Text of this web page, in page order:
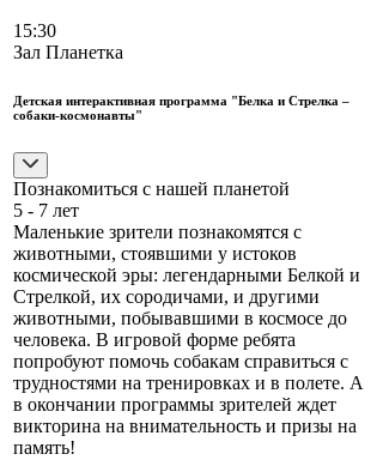
15:30
Зал Планетка
Детская интерактивная программа "Белка и Стрелка –
собаки-космонавты"
Познакомиться с нашей планетой
5 - 7 лет
Маленькие зрители познакомятся с
животными, стоявшими у истоков
космической эры: легендарными Белкой и
Стрелкой, их сородичами, и другими
животными, побывавшими в космосе до
человека. В игровой форме ребята
попробуют помочь собакам справиться с
трудностями на тренировках и в полете. А
в окончании программы зрителей ждет
викторина на внимательность и призы на
память!